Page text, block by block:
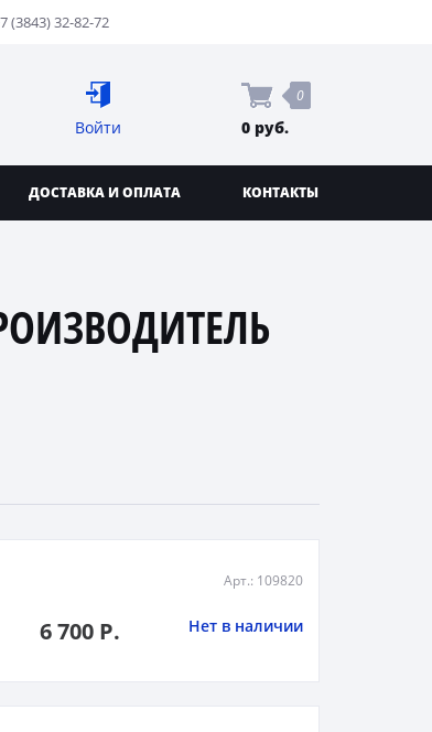
(3843) 32-82-72
Войти
0
0 руб.
ДОСТАВКА И ОПЛАТА КОНТАКТЫ
Арт.: 109820
6 700 Р. Нет в наличии